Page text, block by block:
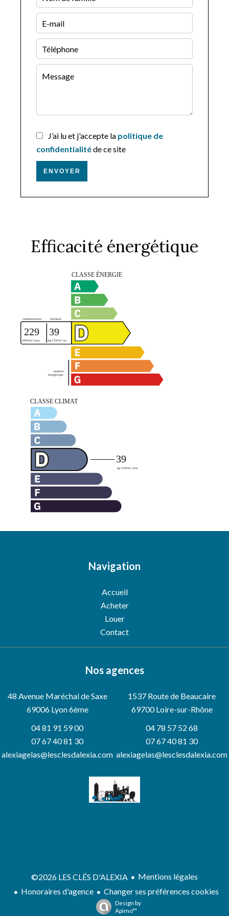
J’ai lu et j'accepte la politique de
confidentialitéde ce site
ENVOYER
Efficacité énergétique
Navigation
Accueil
Acheter
Louer
Contact
Nos agences
48 Avenue Maréchal de Saxe
69006Lyon 6ème
04 81 91 59 00
07 67 40 81 30
alexiagelas@lesclesdalexia.com
1537 Route de Beaucaire
69700 Loire-sur-Rhône
04 78 57 52 68
07 67 40 81 30
alexiagelas@lesclesdalexia.com
©2026 LES CLÉS D'ALEXIA
Mentions légales
Honoraires d'agence
Changer ses préférences cookies
Design by
Apimo™